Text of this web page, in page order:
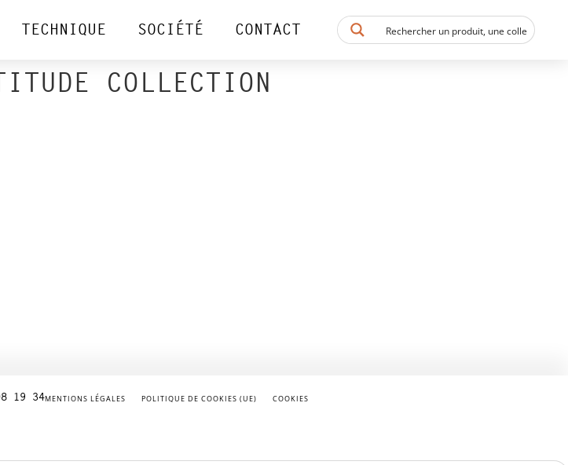
TECHNIQUE SOCIÉTÉ CONTACT
COLLECTION
19 34MENTIONS LÉGALES POLITIQUE DE COOKIES (UE) COOKIES